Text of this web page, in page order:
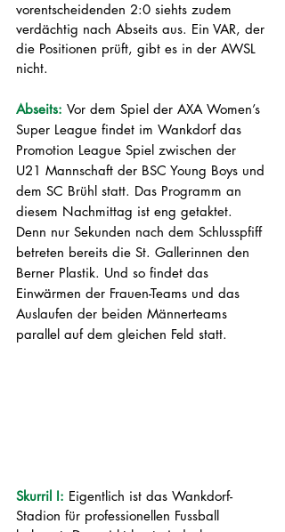
vorentscheidenden 2:0 siehts zudem
verdächtig nach Abseits aus. Ein VAR, der
die Positionen prüft, gibt es in der AWSL
nicht.
Abseits: Vor dem Spiel der AXA Women’s
Super League findet im Wankdorf das
Promotion League Spiel zwischen der
U21 Mannschaft der BSC Young Boys und
dem SC Brühl statt. Das Programm an
diesem Nachmittag ist eng getaktet.
Denn nur Sekunden nach dem Schlusspfiff
betreten bereits die St. Gallerinnen den
Berner Plastik. Und so findet das
Einwärmen der Frauen-Teams und das
Auslaufen der beiden Männerteams
parallel auf dem gleichen Feld statt.
Skurril I: Eigentlich ist das Wankdorf-
Stadion für professionellen Fussball